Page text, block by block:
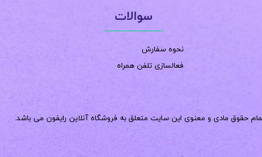
سوالات
نحوه سفارش
فعالسازی تلفن همراه
حقوق مادی و معنوی این سایت متعلق به فروشگاه آنلاین رایفون می باشد.